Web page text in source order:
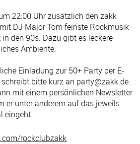
22:00 Uhr zusätzlich den zakk
DJ Major Tom feinste Rockmusik
den 90s. Dazu gibt es leckere
Ambiente.
Einladung zur 50+ Party per E-
bitte kurz an party@zakk.de.
mit einem persönlichen Newsletter
er unter anderem auf das jeweils
eingeht.
rockclubzakk